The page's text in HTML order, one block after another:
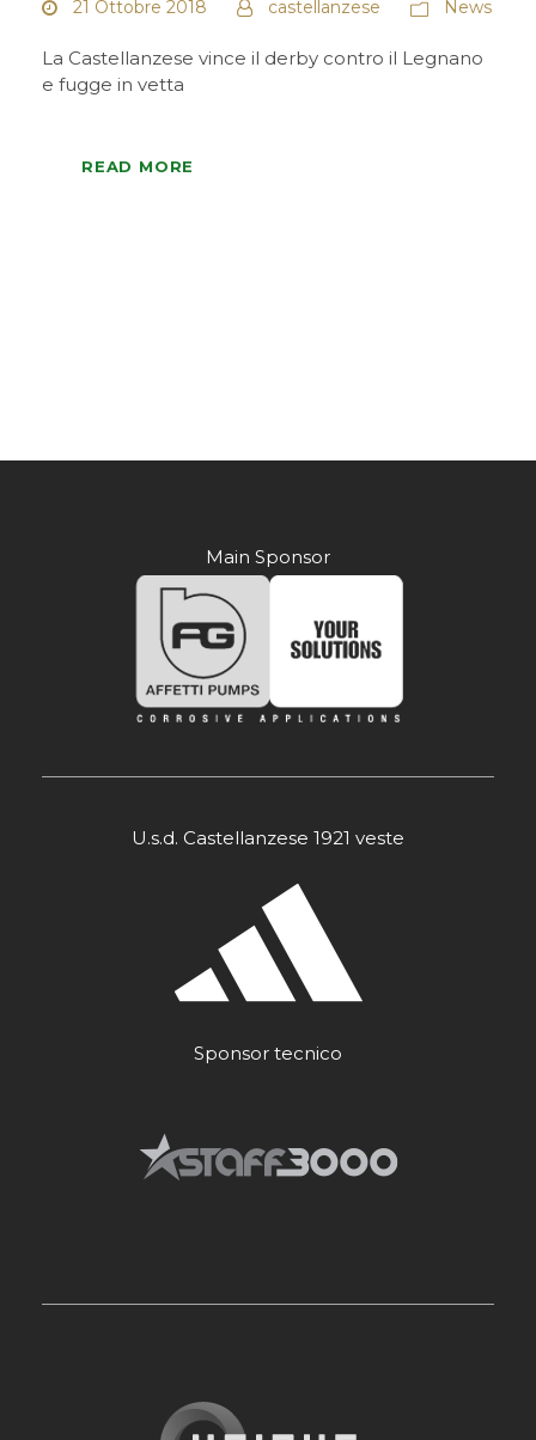
21 Ottobre 2018 castellanzese News
La Castellanzese vince il derby contro il Legnano
e fugge in vetta
READ MORE
Main Sponsor
U.s.d. Castellanzese 1921 veste
Sponsor tecnico